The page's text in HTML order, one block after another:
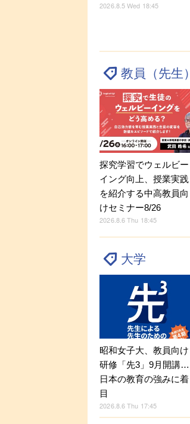
2026.8.5 Wed 18:45
教員（先生）
探究学習でウェルビー
イング向上、授業実践
を紹介する中高教員向
けセミナー8/26
2026.8.6 Thu 18:45
大学
昭和女子大、教員向け
研修「先3」9月開講…
日本の教育の強みに着
目
2026.8.6 Thu 17:45